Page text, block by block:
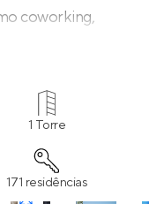
coworking,
e paisagismo,
seus momentos
área
com uma
1 Torre
171 residências